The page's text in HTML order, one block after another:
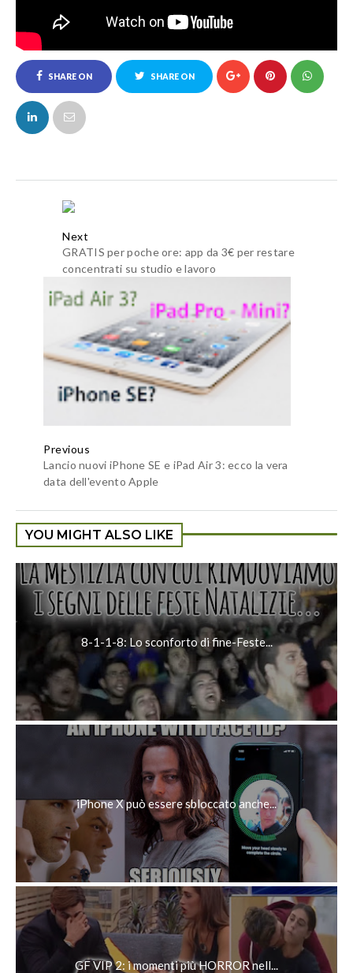
SHARE ON
FACEBOOK
SHARE ON
Next
GRATIS per poche ore: app da 3€ per restare
concentrati su studio e lavoro
Previous
Lancio nuovi iPhone SE e iPad Air 3: ecco la vera
data dell'evento Apple
YOU MIGHT ALSO LIKE
8-1-1-8: Lo sconforto di fine-Feste...
iPhone X può essere sbloccato anche...
GF VIP 2: i momenti più HORROR nell...